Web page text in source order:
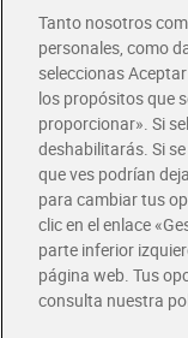
Disfruta las
Descárgate
RECETAS
Política de
Tanto nosotros
personales, como
seleccionas
los propósitos que
proporcionar». Si
deshabilitarás. Si
que ves podrían
para cambiar tus
clic en el enlace
parte inferior
página web. Tus
consulta nuestra